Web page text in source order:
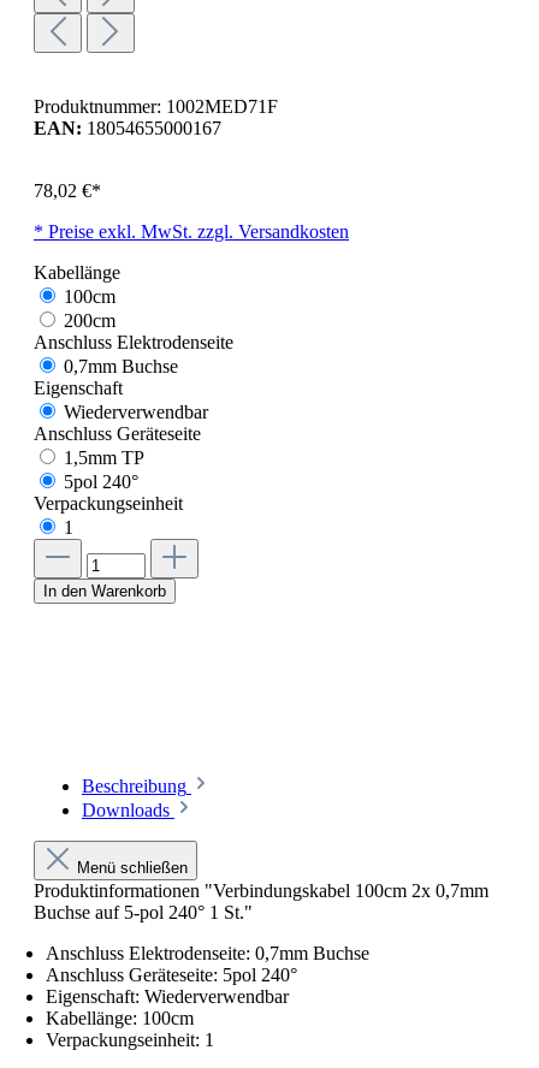
Produktnummer: 1002MED71F
EAN: 18054655000167
78,02 €*
* Preise exkl. MwSt. zzgl. Versandkosten
Kabellänge
100cm
200cm
Anschluss Elektrodenseite
0,7mm Buchse
Eigenschaft
Wiederverwendbar
Anschluss Geräteseite
1,5mm TP
5pol 240°
Verpackungseinheit
1
In den Warenkorb
Beschreibung
Downloads
Menü schließen
Produktinformationen "Verbindungskabel 100cm 2x 0,7mm
Buchse auf 5-pol 240° 1 St."
Anschluss Elektrodenseite: 0,7mm Buchse
Anschluss Geräteseite: 5pol 240°
Eigenschaft: Wiederverwendbar
Kabellänge: 100cm
Verpackungseinheit: 1